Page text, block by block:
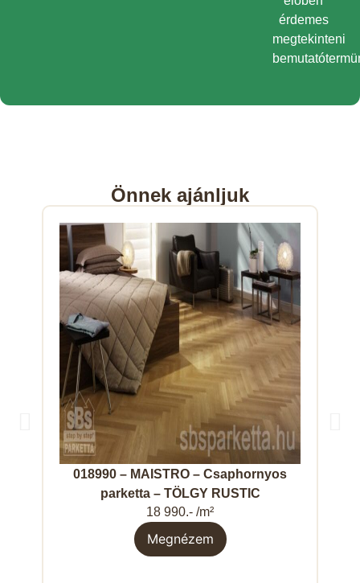
érdemes
megtekinteni
Önnek ajánljuk
018990 – MAISTRO – Csaphornyos
parketta – TÖLGY RUSTIC
18 990.- /m²
Megnézem